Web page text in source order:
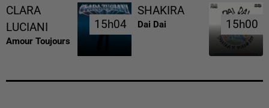
CLARA
LUCIANI
Amour Toujours
15h04
15h04
SHAKIRA
Dai Dai 15h00
15h00